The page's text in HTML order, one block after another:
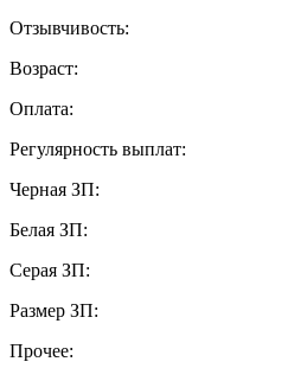
Отзывчивость:
Возраст:
Оплата:
Регулярность выплат:
Черная ЗП:
Белая ЗП:
Серая ЗП:
Размер ЗП:
Прочее: